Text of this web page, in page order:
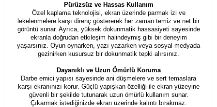
Pürüzsüz ve Hassas Kullanım
Özel kaplama teknolojisi, ekran üzerinde parmak izi ve
lekelenmelere karşı direnç göstererek her zaman temiz ve net bir
görüntü sunar. Ayrıca, yüksek dokunmatik hassasiyeti sayesinde
ekranla doğrudan etkileşim halindeymiş gibi bir deneyim
yaşarsınız. Oyun oynarken, yazı yazarken veya sosyal medyada
gezinirken kusursuz bir dokunmatik tepki alırsınız.
Dayanıklı ve Uzun Ömürlü Koruma
Darbe emici yapısı sayesinde ani düşmelere ve sert temaslara
karşı ekranınızı korur. Güçlü yapışkan özelliği ile ekran yüzeyine
güvenli bir şekilde tutunarak uzun ömürlü kullanım sunar.
Çıkarmak istediğinizde ekran üzerinde kalıntı bırakmaz.